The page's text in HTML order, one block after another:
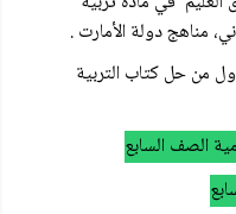
مناهج دولة الأمارت .
من حل كتاب التربية
الصف السابع